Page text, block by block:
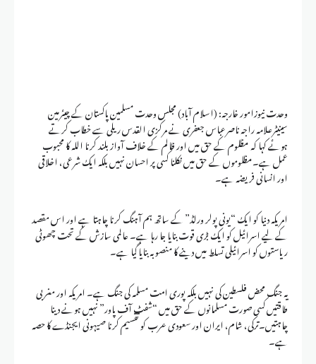
وحدت نیوزامور خارجہ: (اسلام آباد) مجلس وحدت مسلمین پاکستان کے چیئرمین
سینیٹرعلامہ راجہ ناصرعباس جعفری نے مرکزی القدس ریلی سے خطاب کرتے
ہوئے کہا کہ مظلوم کے حق میں اور ظالم کے خلاف آواز بلند کرنا اللہ کا محبوب
عمل ہے۔مظلوموں کے حق میں نکلنا کسی پر احسان نہیں بلکہ ایک شرعی، اخلاقی
اور انسانی فریضہ ہے۔‏
امریکہ دنیا کو ایک “یونی پولر ورلڈ” کے ساتھ ہم آہنگ کرنا چاہتا ہے اور اس مقصد
کے لیے اسرائیل کو ایک بڑی قوت بنایا جا رہا ہے۔ عالمی سازش کے تحت چھوٹی
ریاستوں کو اسرائیلی تسلط میں دینے کا منصوبہ بنایا گیا ہے۔
یہ جنگ محض فلسطین کی نہیں بلکہ پوری امت مسلمہ کی جنگ ہے۔ امریکہ اور مغربی
طاقتیں کسی صورت مسلمانوں کے حق میں “شفٹ آف پاور” نہیں ہونے دینا
چاہتیں۔‏ترکی، شام، ایران اور سعودی عرب کو تقسیم کرنا صیہونی ایجنڈے کا حصہ
ہے۔